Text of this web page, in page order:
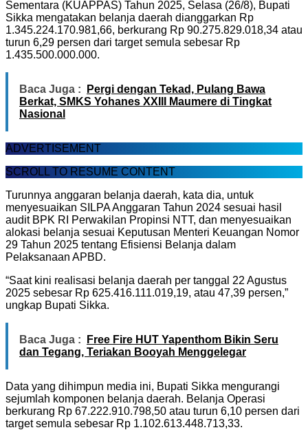
Sementara (KUAPPAS) Tahun 2025, Selasa (26/8), Bupati
Sikka mengatakan belanja daerah dianggarkan Rp
1.345.224.170.981,66, berkurang Rp 90.275.829.018,34 atau
turun 6,29 persen dari target semula sebesar Rp
1.435.500.000.000.
Baca Juga :
Pergi dengan Tekad, Pulang Bawa
Berkat, SMKS Yohanes XXIII Maumere di Tingkat
Nasional
ADVERTISEMENT
SCROLL TO RESUME CONTENT
Turunnya anggaran belanja daerah, kata dia, untuk
menyesuaikan SILPA Anggaran Tahun 2024 sesuai hasil
audit BPK RI Perwakilan Propinsi NTT, dan menyesuaikan
alokasi belanja sesuai Keputusan Menteri Keuangan Nomor
29 Tahun 2025 tentang Efisiensi Belanja dalam
Pelaksanaan APBD.
“Saat kini realisasi belanja daerah per tanggal 22 Agustus
2025 sebesar Rp 625.416.111.019,19, atau 47,39 persen,”
ungkap Bupati Sikka.
Baca Juga :
Free Fire HUT Yapenthom Bikin Seru
dan Tegang, Teriakan Booyah Menggelegar
Data yang dihimpun media ini, Bupati Sikka mengurangi
sejumlah komponen belanja daerah. Belanja Operasi
berkurang Rp 67.222.910.798,50 atau turun 6,10 persen dari
target semula sebesar Rp 1.102.613.448.713,33.